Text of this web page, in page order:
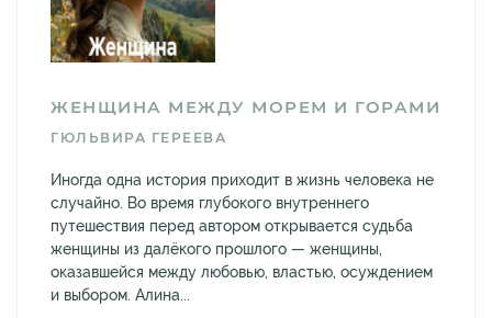
ЖЕНЩИНА МЕЖДУ МОРЕМ И ГОРАМИ
ГЮЛЬВИРА ГЕРЕЕВА
Иногда одна история приходит в жизнь человека не
случайно. Во время глубокого внутреннего
путешествия перед автором открывается судьба
женщины из далёкого прошлого — женщины,
оказавшейся между любовью, властью, осуждением
и выбором. Алина...